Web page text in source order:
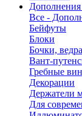
Дополнения
Все -
Бейфуты
Блоки
Бочки, ведра
Вант-
Гребные
Декорации
Держатели
Для